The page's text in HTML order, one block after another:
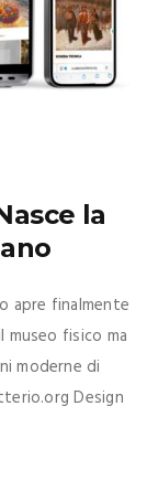
la
apre finalmente
museo fisico ma
moderne di
Design